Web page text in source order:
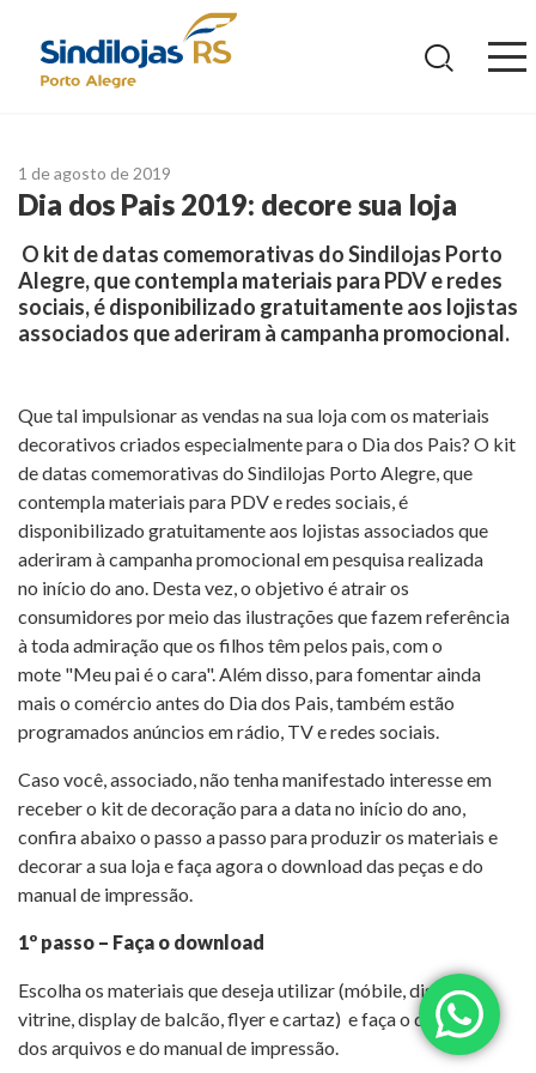
1 de agosto de 2019
Dia dos Pais 2019: decore sua loja
O kit de datas comemorativas do Sindilojas Porto
Alegre, que contempla materiais para PDV e redes
sociais, é disponibilizado gratuitamente aos lojistas
associados que aderiram à campanha promocional.
Que tal impulsionar as vendas na sua loja com os materiais
decorativos criados especialmente para o Dia dos Pais? O kit
de datas comemorativas do Sindilojas Porto Alegre, que
contempla materiais para PDV e redes sociais, é
disponibilizado gratuitamente aos lojistas associados que
aderiram à campanha promocional em pesquisa realizada
no início do ano. Desta vez, o objetivo é atrair os
consumidores por meio das ilustrações que fazem referência
à toda admiração que os filhos têm pelos pais, com o
mote "Meu pai é o cara". Além disso, para fomentar ainda
mais o comércio antes do Dia dos Pais, também estão
programados anúncios em rádio, TV e redes sociais.
Caso você, associado, não tenha manifestado interesse em
receber o kit de decoração para a data no início do ano,
confira abaixo o passo a passo para produzir os materiais e
decorar a sua loja e faça agora o download das peças e do
manual de impressão.
1º passo – Faça o download
Escolha os materiais que deseja utilizar (móbile, display de
vitrine, display de balcão, flyer e cartaz) e faça o download
dos arquivos e do manual de impressão.